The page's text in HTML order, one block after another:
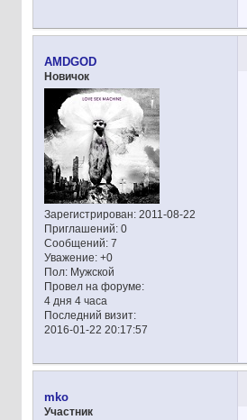
AMDGOD
Новичок
Зарегистрирован: 2011-08-22
Приглашений:0
Сообщений:7
Уважение: +0
Пол:Мужской
Провел на форуме:
4 дня 4 часа
Последний визит:
2016-01-22 20:17:57
mko
Участник